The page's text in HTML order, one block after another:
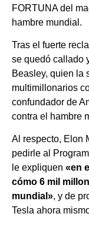
FORTUNA del
hambre mundial.
Tras el fuerte
se quedó callado
Beasley, quien la
multimillonarios
confundador de
contra el hambre
Al respecto, Elon
pedirle al
le expliquen «en
cómo 6 mil
mundial», y de
Tesla ahora